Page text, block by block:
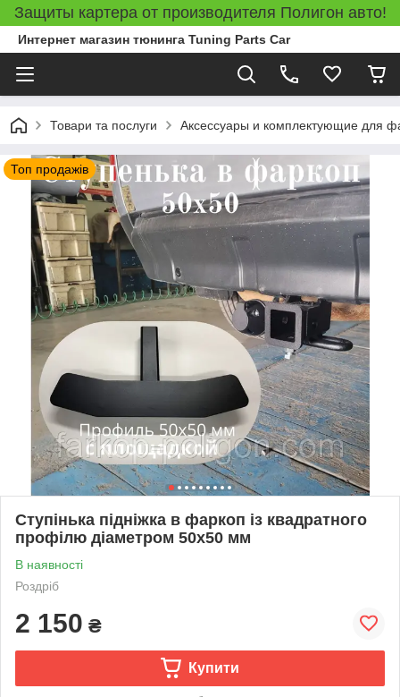
Защиты картера от производителя Полигон авто!
Интернет магазин тюнинга Tuning Parts Car
Товари та послуги Аксессуары и комплектующие для
Топ продажів
Ступінька підніжка в фаркоп із квадратного
профілю діаметром 50х50 мм
В наявності
Роздріб
2 150 ₴
Купити